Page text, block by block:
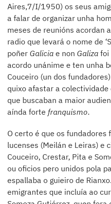
Aires,7/I/1950) os seus
a falar de organizar unha
meses de reunións acordan
radio que levará o nome de
poñer Galicia e non Galiza foi
acordo unánime e ten unha
Couceiro (un dos
quixo afastar a colectividade
que buscaban a maior
aínda forte franquismo.
O certo é que os fundadores
lucenses (Meilán e Leiras) e
Couceiro, Crestar, Pita e
ou oficios pero unidos pola
espallaba o guieiro de
emigrantes que incluía ao